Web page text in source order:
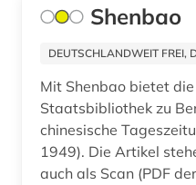
luhansk (1)
lusitanistik (1)
luxemburg (2)
madrid (3)
magazin (1)
Shenbao
DEUTSCHLANDWEIT FREI,
Mit Shenbao bietet
Staatsbibliothek zu
chinesische
1949). Die Artikel
auch als Scan (PDF